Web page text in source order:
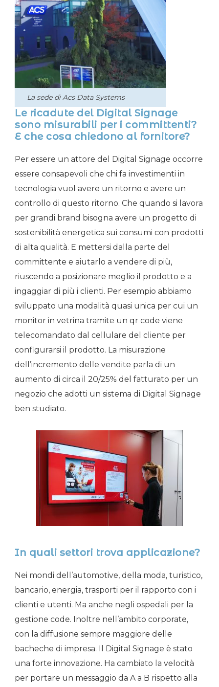
La sede di Acs Data Systems
Le ricadute del Digital Signage
sono misurabili per i committenti?
E che cosa chiedono al fornitore?
Per essere un attore del Digital Signage occorre
essere consapevoli che chi fa investimenti in
tecnologia vuol avere un ritorno e avere un
controllo di questo ritorno. Che quando si lavora
per grandi brand bisogna avere un progetto di
sostenibilità energetica sui consumi con prodotti
di alta qualità. E mettersi dalla parte del
committente e aiutarlo a vendere di più,
riuscendo a posizionare meglio il prodotto e a
ingaggiar di più i clienti. Per esempio abbiamo
sviluppato una modalità quasi unica per cui un
monitor in vetrina tramite un qr code viene
telecomandato dal cellulare del cliente per
configurarsi il prodotto. La misurazione
dell’incremento delle vendite parla di un
aumento di circa il 20/25% del fatturato per un
negozio che adotti un sistema di Digital Signage
ben studiato.
In quali settori trova applicazione?
Nei mondi dell’automotive, della moda, turistico,
bancario, energia, trasporti per il rapporto con i
clienti e utenti. Ma anche negli ospedali per la
gestione code. Inoltre nell’ambito corporate,
con la diffusione sempre maggiore delle
bacheche di impresa. Il Digital Signage è stato
una forte innovazione. Ha cambiato la velocità
per portare un messaggio da A a B rispetto alla